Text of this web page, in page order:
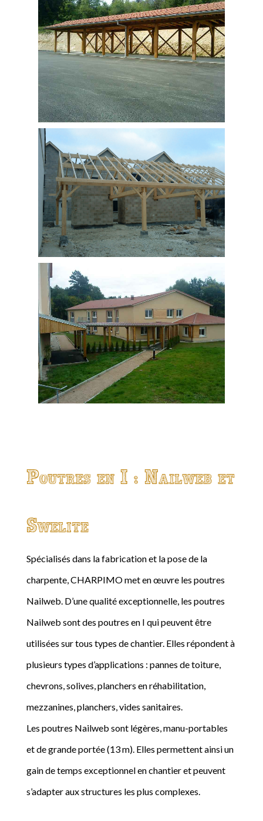
Poutres en I : Nailweb et
Swelite
Spécialisés dans la fabrication et la pose de la
charpente, CHARPIMO met en œuvre les poutres
Nailweb. D’une qualité exceptionnelle, les poutres
Nailweb sont des poutres en I qui peuvent être
utilisées sur tous types de chantier. Elles répondent à
plusieurs types d’applications : pannes de toiture,
chevrons, solives, planchers en réhabilitation,
mezzanines, planchers, vides sanitaires.
Les poutres Nailweb sont légères, manu-portables
et de grande portée (13 m). Elles permettent ainsi un
gain de temps exceptionnel en chantier et peuvent
s’adapter aux structures les plus complexes.